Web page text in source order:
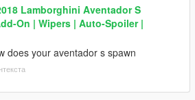
Lamborghini Aventador S
On | Wipers | Auto-Spoiler |
does your aventador s spawn